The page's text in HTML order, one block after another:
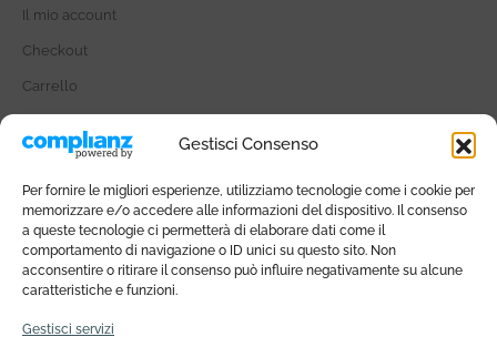
Gestisci Consenso
Per fornire le migliori esperienze, utilizziamo tecnologie come i cookie per
memorizzare e/o accedere alle informazioni del dispositivo. Il consenso
a queste tecnologie ci permetterà di elaborare dati come il
comportamento di navigazione o ID unici su questo sito. Non
acconsentire o ritirare il consenso può influire negativamente su alcune
caratteristiche e funzioni.
Gestisci servizi
Il mio account
Checkout
Carrello
SOCIAL MEDIA
METODI DI PAGAMENTO